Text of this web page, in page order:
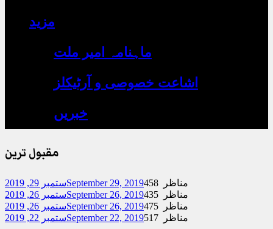
مزید
ماہنامہ امیر ملت
اشاعت خصوصی و آرٹیکلز
خبریں
مقبول ترین
ستمبر 29, 2019September 29, 2019
458 مناظر
ستمبر 26, 2019September 26, 2019
435 مناظر
ستمبر 26, 2019September 26, 2019
475 مناظر
ستمبر 22, 2019September 22, 2019 517 مناظر